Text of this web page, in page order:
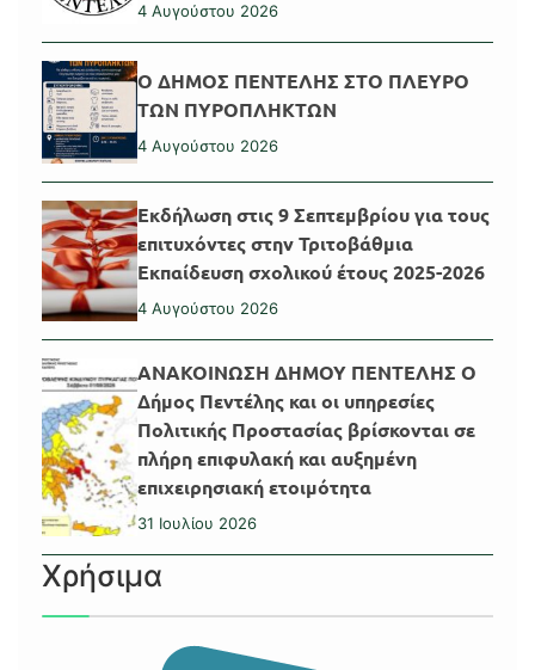
4 Αυγούστου 2026
Ο ΔΗΜΟΣ ΠΕΝΤΕΛΗΣ ΣΤΟ ΠΛΕΥΡΟ
ΤΩΝ ΠΥΡΟΠΛΗΚΤΩΝ
4 Αυγούστου 2026
Εκδήλωση στις 9 Σεπτεμβρίου για τους
επιτυχόντες στην Τριτοβάθμια
Εκπαίδευση σχολικού έτους 2025-2026
4 Αυγούστου 2026
ΑΝΑΚΟΙΝΩΣΗ ΔΗΜΟΥ ΠΕΝΤΕΛΗΣ Ο
Δήμος Πεντέλης και οι υπηρεσίες
Πολιτικής Προστασίας βρίσκονται σε
πλήρη επιφυλακή και αυξημένη
επιχειρησιακή ετοιμότητα
31 Ιουλίου 2026
Χρήσιμα